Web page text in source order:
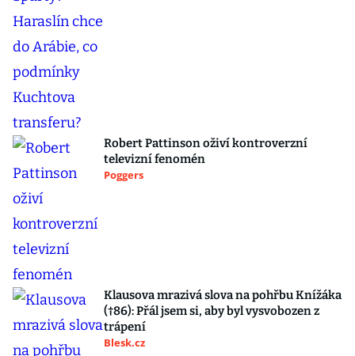
Robert Pattinson oživí kontroverzní
televizní fenomén
Poggers
Klausova mrazivá slova na pohřbu Knížáka
(†86): Přál jsem si, aby byl vysvobozen z
trápení
Blesk.cz